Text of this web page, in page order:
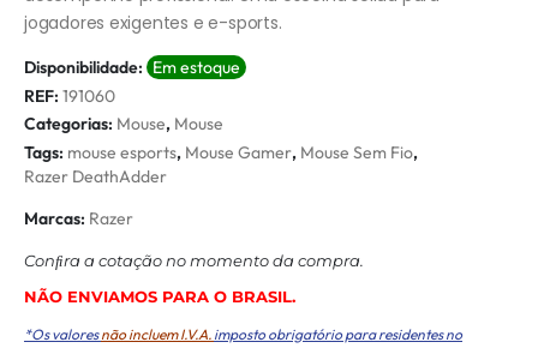
jogadores exigentes e e-sports.
Disponibilidade: Em estoque
REF: 191060
Categorias: Mouse, Mouse
Tags: mouse esports, Mouse Gamer, Mouse Sem Fio,
Razer DeathAdder
Marcas: Razer
Conﬁra a cotação no momento da compra.
NÃO ENVIAMOS PARA O BRASIL.
*Os valoresnão incluem I.V.A. imposto obrigatório para residentes no